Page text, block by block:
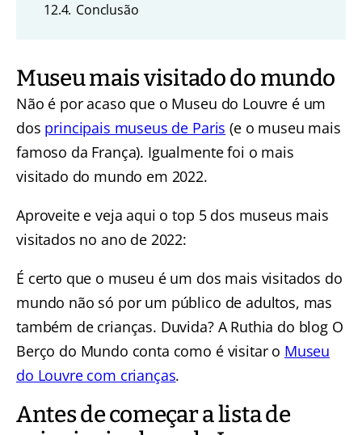
12.4. Conclusão
Museu mais visitado do mundo
Não é por acaso que o Museu do Louvre é um
dos principais museus de Paris (e o museu mais
famoso da França). Igualmente foi o mais
visitado do mundo em 2022.
Aproveite e veja aqui o top 5 dos museus mais
visitados no ano de 2022:
É certo que o museu é um dos mais visitados do
mundo não só por um público de adultos, mas
também de crianças. Duvida? A Ruthia do blog O
Berço do Mundo conta como é visitar o Museu
do Louvre com crianças.
Antes de começar a lista de